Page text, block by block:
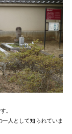
。
人として知られていま